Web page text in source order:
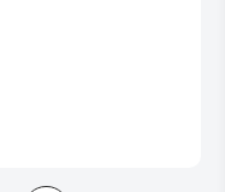
парикмахерского